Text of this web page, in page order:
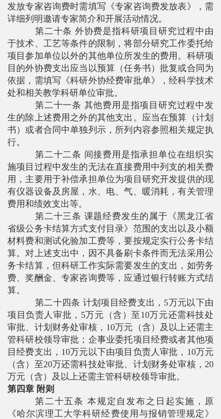
发放专家咨询费时需填写《专家咨询费发放表》，需
详细列明邀请专家简介和开展活动情况。
第二十条 外协费是指科研项目研究过程中由
于技术、工艺等条件的限制，将部分研究工作委托给
项目参加单位以外的其他单位所发生的费用。科研项
目的外协费支出应当以预算（任务书）批复或合同为
依据，需填写《科研外协经费审批单》，经科学技术
处和相关教学科研单位审批。
第二十一条 其他费用是指项目研究过程中发
生的除上述费用之外的其他支出。应当在预算（计划
书）或者合同中单独列示，所列内容参照相关规定执
行。
第二十二条 间接费用是指承担单位在组织实
施项目过程中发生的无法在直接费用中列支的相关费
用，主要用于补偿承担单位为项目研究开发提供的现
有仪器设备及房屋，水、电、气、暖消耗，有关管理
费用和绩效支出等。
第二十三条 课题经费发生的属于《黑龙江省
省级公务卡结算方式支付目录》范围的支出以及小额
材料费和测试化验加工费等，要按规定实行公务卡结
算。对上述支出中，因不具备刷卡条件而无法采用公
务卡结算，但科研工作实际需要发生的支出，如劳务
费、奖酬金、专家咨询费等，应通过银行转账方式结
算。
第二十四条 计划项目经费支出， 5万元以下由
项目负责人审批， 5万元（含）至10万元还需科技处
审批、计划财务处审核， 10万元（含）及以上还需主
管科研校领导审批；企事业委托项目经费或者其他项
目经费支出， 10万元以下由项目负责人审批， 10万元
（含）至20万还需科技处审批、计划财务处审核， 20
万元（含）及以上还需主管科研校领导审批。
第四章 附则
第二十五条 本规定自发布之日起实施，原
《哈尔滨理工大学科研经费使用与报销管理规定》